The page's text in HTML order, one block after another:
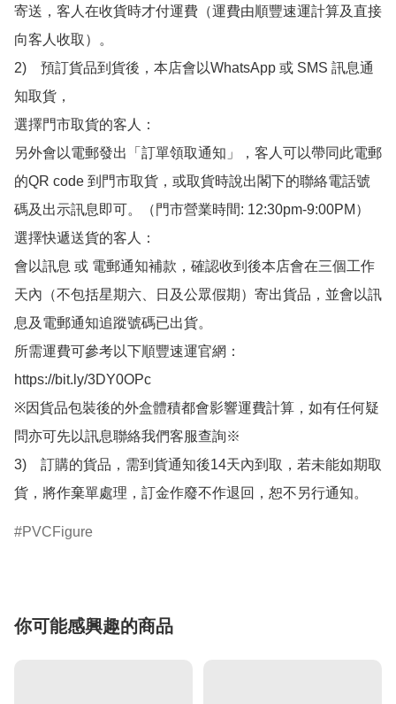
寄送，客人在收貨時才付運費（運費由順豐速運計算及直接
向客人收取）。
2)　預訂貨品到貨後，本店會以WhatsApp 或 SMS 訊息通
知取貨，
選擇門市取貨的客人：
另外會以電郵發出「訂單領取通知」，客人可以帶同此電郵
的QR code 到門市取貨，或取貨時說出閣下的聯絡電話號
碼及出示訊息即可。（門市營業時間: 12:30pm-9:00PM）
選擇快遞送貨的客人：
會以訊息 或 電郵通知補款，確認收到後本店會在三個工作
天內（不包括星期六、日及公眾假期）寄出貨品，並會以訊
息及電郵通知追蹤號碼已出貨。
所需運費可參考以下順豐速運官網：
https://bit.ly/3DY0OPc
※因貨品包裝後的外盒體積都會影響運費計算，如有任何疑
問亦可先以訊息聯絡我們客服查詢※
3)　訂購的貨品，需到貨通知後14天內到取，若未能如期取
貨，將作棄單處理，訂金作廢不作退回，恕不另行通知。
PVCFigure
你可能感興趣的商品